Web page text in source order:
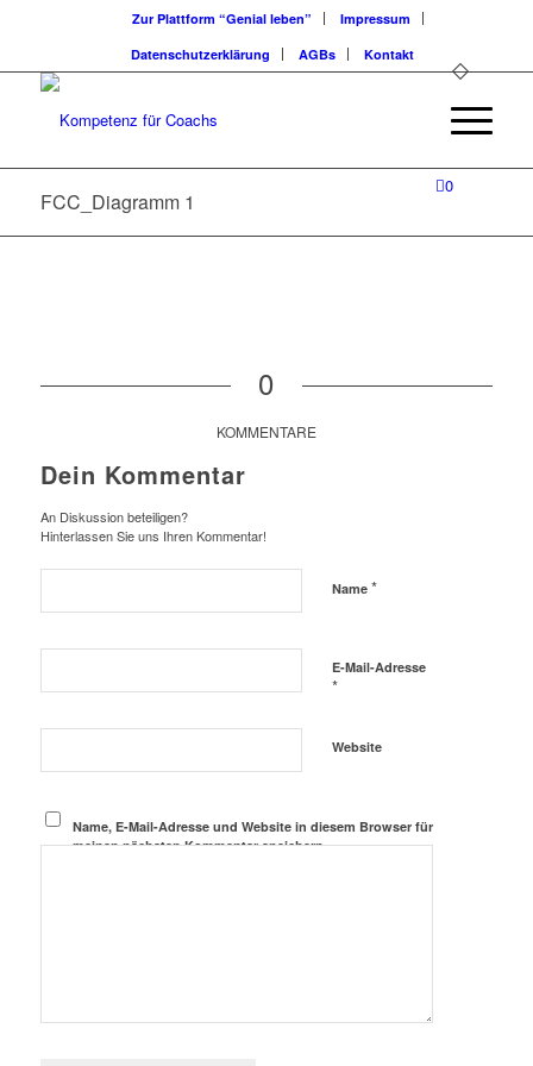
Zur Plattform “Genial leben”
Impressum
Datenschutzerklärung
AGBs Kontakt
0
FCC_Diagramm 1
0
KOMMENTARE
Dein Kommentar
An Diskussion beteiligen?
Hinterlassen Sie uns Ihren Kommentar!
Name *
E-Mail-Adresse
*
Website
Name, E-Mail-Adresse und Website in diesem Browser für
meinen nächsten Kommentar speichern.